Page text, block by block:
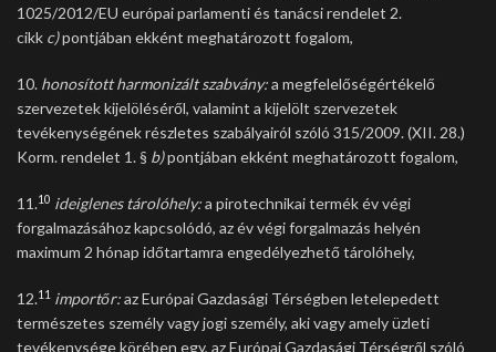
1025/2012/EU európai parlamenti és tanácsi rendelet 2.
cikk c)pontjában ekként meghatározott fogalom,
10. honosított harmonizált szabvány:a megfelelőségértékelő
szervezetek kijelöléséről, valamint a kijelölt szervezetek
tevékenységének részletes szabályairól szóló 315/2009. (XII. 28.)
Korm. rendelet 1. § b)pontjában ekként meghatározott fogalom,
11.10 ideiglenes tárolóhely:a pirotechnikai termék év végi
forgalmazásához kapcsolódó, az év végi forgalmazás helyén
maximum 2 hónap időtartamra engedélyezhető tárolóhely,
12.11 importőr:az Európai Gazdasági Térségben letelepedett
természetes személy vagy jogi személy, aki vagy amely üzleti
tevékenysége körében egy, az Európai Gazdasági Térségről szóló